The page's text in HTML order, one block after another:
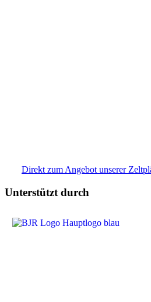
Direkt zum Angebot unserer
Unterstützt durch